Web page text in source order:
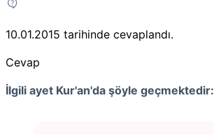
10.01.2015 tarihinde cevaplandı.
Cevap
İlgili ayet Kur'an'da şöyle geçmektedir: